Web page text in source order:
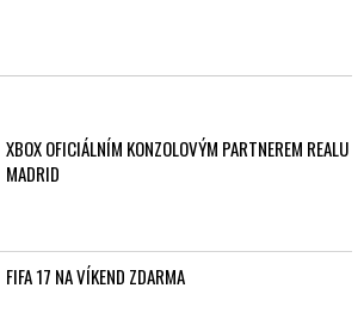
XBOX OFICIÁLNÍM KONZOLOVÝM PARTNEREM REALU
MADRID
FIFA 17 NA VÍKEND ZDARMA